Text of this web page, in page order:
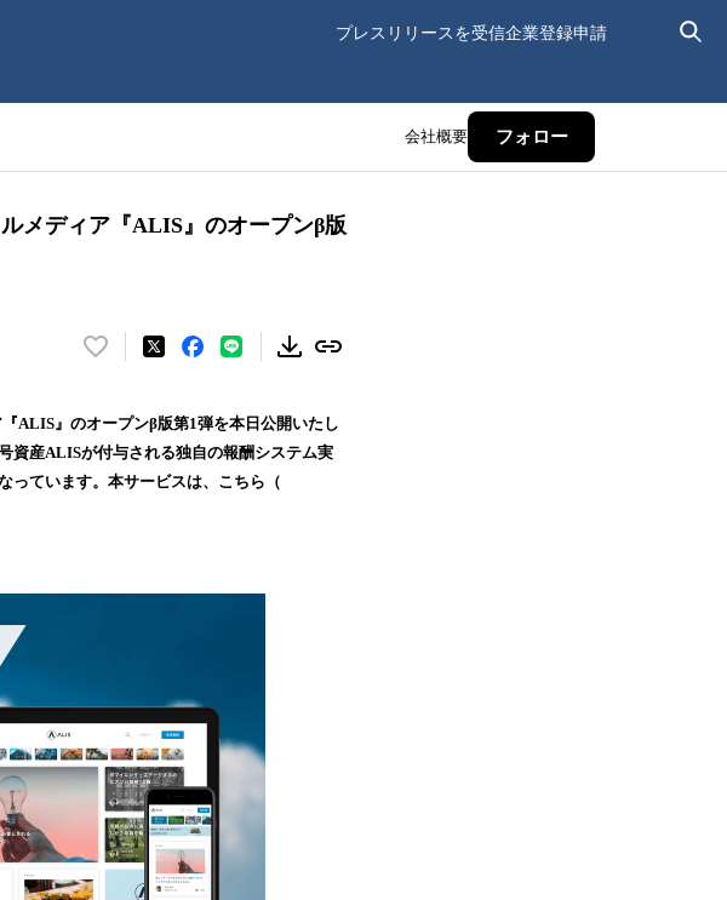
プレスリリースを受信企業登録申請
会社概要 フォロー
メディア『ALIS』のオープンβ版
い
！
数
を
ALIS』のオープンβ版第1弾を本日公開いたし
資産ALISが付与される独自の報酬システム実
っています。本サービスは、こちら（